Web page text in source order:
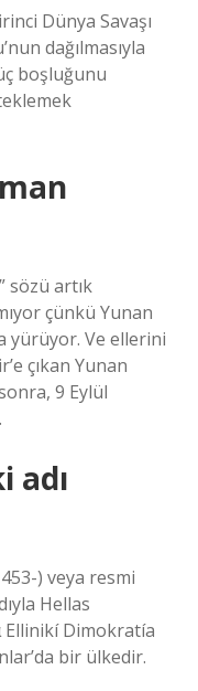
Dünya Savaşı
dağılmasıyla
boşluğunu
sözü artık
çünkü Yunan
yürüyor. Ve ellerini
çıkan Yunan
9 Eylül
adı
) veya resmi
Hellas
Ellinikí Dimokratía
bir ülkedir.